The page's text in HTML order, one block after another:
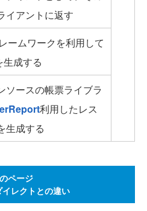
イアントに返す
ームワークを利用して
生成する
ソースの帳票ライブラ
利用したレス
生成する
ページ
レクトとの違い